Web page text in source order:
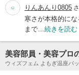
りんあんり0805
寒さが本格的に
まで… 続きを読む
美容部員・美容プロ
ウィズフェム よもぎ温座パ